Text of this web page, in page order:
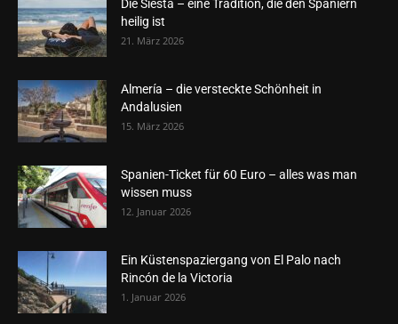
Die Siesta – eine Tradition, die den Spaniern
heilig ist
21. März 2026
Almería – die versteckte Schönheit in
Andalusien
15. März 2026
Spanien-Ticket für 60 Euro – alles was man
wissen muss
12. Januar 2026
Ein Küstenspaziergang von El Palo nach
Rincón de la Victoria
1. Januar 2026